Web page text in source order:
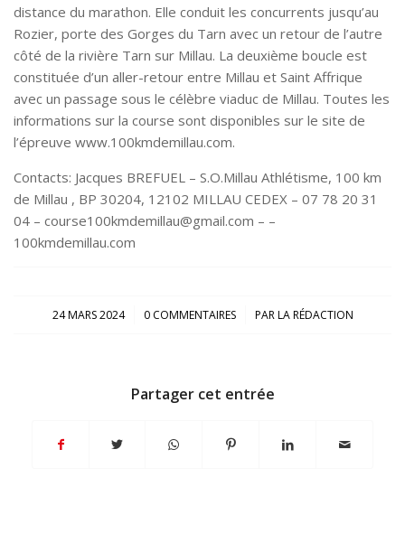
distance du marathon. Elle conduit les concurrents jusqu’au
Rozier, porte des Gorges du Tarn avec un retour de l’autre
côté de la rivière Tarn sur Millau. La deuxième boucle est
constituée d’un aller-retour entre Millau et Saint Affrique
avec un passage sous le célèbre viaduc de Millau. Toutes les
informations sur la course sont disponibles sur le site de
l’épreuve www.100kmdemillau.com.
Contacts: Jacques BREFUEL – S.O.Millau Athlétisme, 100 km
de Millau , BP 30204, 12102 MILLAU CEDEX – 07 78 20 31
04 – course100kmdemillau@gmail.com – –
100kmdemillau.com
24 MARS 2024
/ 0 COMMENTAIRES
/ PARLA RÉDACTION
Partager cet entrée